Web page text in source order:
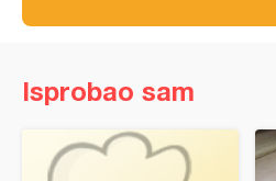
Isprobao sam